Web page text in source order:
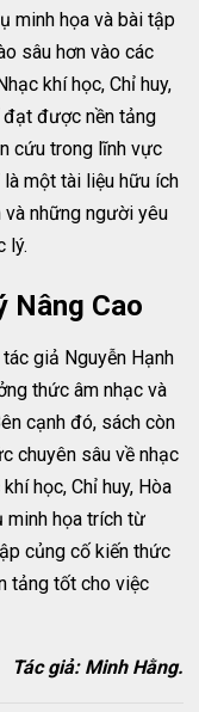
minh họa và bài tập
sâu hơn vào các
khí học, Chỉ huy,
được nền tảng
cứu trong lĩnh vực
là một tài liệu hữu ích
và những người yêu
lý.
Nâng Cao
giả Nguyễn Hạnh
thức âm nhạc và
cạnh đó, sách còn
chuyên sâu về nhạc
học, Chỉ huy, Hòa
minh họa trích từ
củng cố kiến thức
tảng tốt cho việc
Tác giả: Minh Hằng.